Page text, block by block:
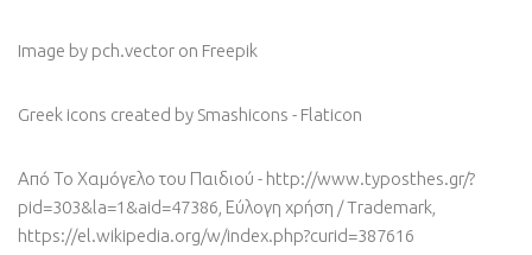
Image by pch.vector on Freepik
Greek icons created by Smashicons - Flaticon
Από Το Χαμόγελο του Παιδιού - http://www.typosthes.gr/?
pid=303&la=1&aid=47386, Εύλογη χρήση / Trademark,
https://el.wikipedia.org/w/index.php?curid=387616